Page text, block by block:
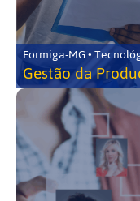
Formiga-MG •
Gestão da